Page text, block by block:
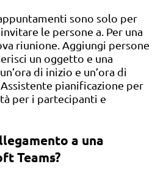
sono solo per
le persone a. Per una
riunione. Aggiungi persone
un oggetto e una
di inizio e un’ora di
pianificazione per
per i partecipanti e
a una
Teams?